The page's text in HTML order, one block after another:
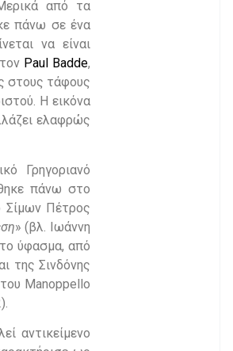
από τα
πάνω σε ένα
να είναι
Paul Badde,
στους τάφους
Η εικόνα
ελαφρώς
Γρηγοριανό
πάνω στο
Σίμων Πέτρος
» (βλ. Ιωάννη
ύφασμα, από
της Σινδόνης
Manoppello
αντικείμενο